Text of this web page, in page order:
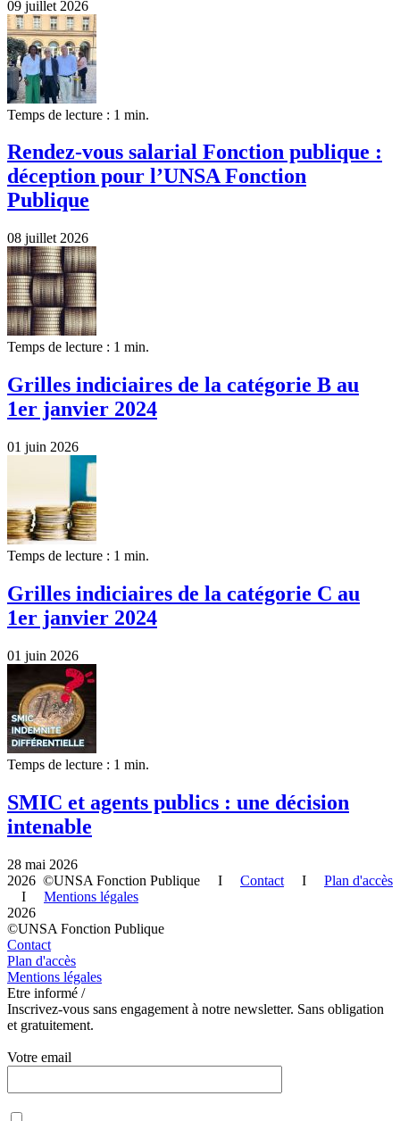
09 juillet 2026
Temps de lecture : 1 min.
Rendez-vous salarial Fonction publique :
déception pour l’UNSA Fonction
Publique
08 juillet 2026
Temps de lecture : 1 min.
Grilles indiciaires de la catégorie B au
1er janvier 2024
01 juin 2026
Temps de lecture : 1 min.
Grilles indiciaires de la catégorie C au
1er janvier 2024
01 juin 2026
Temps de lecture : 1 min.
SMIC et agents publics : une décision
intenable
28 mai 2026
2026 ©UNSA Fonction Publique I Contact I Plan d'accès
I Mentions légales
2026
©UNSA Fonction Publique
Contact
Plan d'accès
Mentions légales
Etre informé /
Inscrivez-vous sans engagement à notre newsletter. Sans obligation
et gratuitement.
Votre email